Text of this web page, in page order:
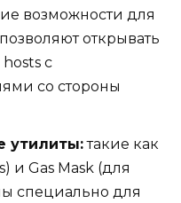
возможности для
открывать
с
со стороны
утилиты:такие как
и Gas Mask (для
специально для